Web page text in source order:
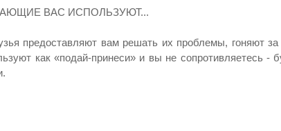
ВАС ИСПОЛЬЗУЮТ...
предоставляют вам решать их проблемы, гоняют
как «подай-принеси» и вы не сопротивляетесь -